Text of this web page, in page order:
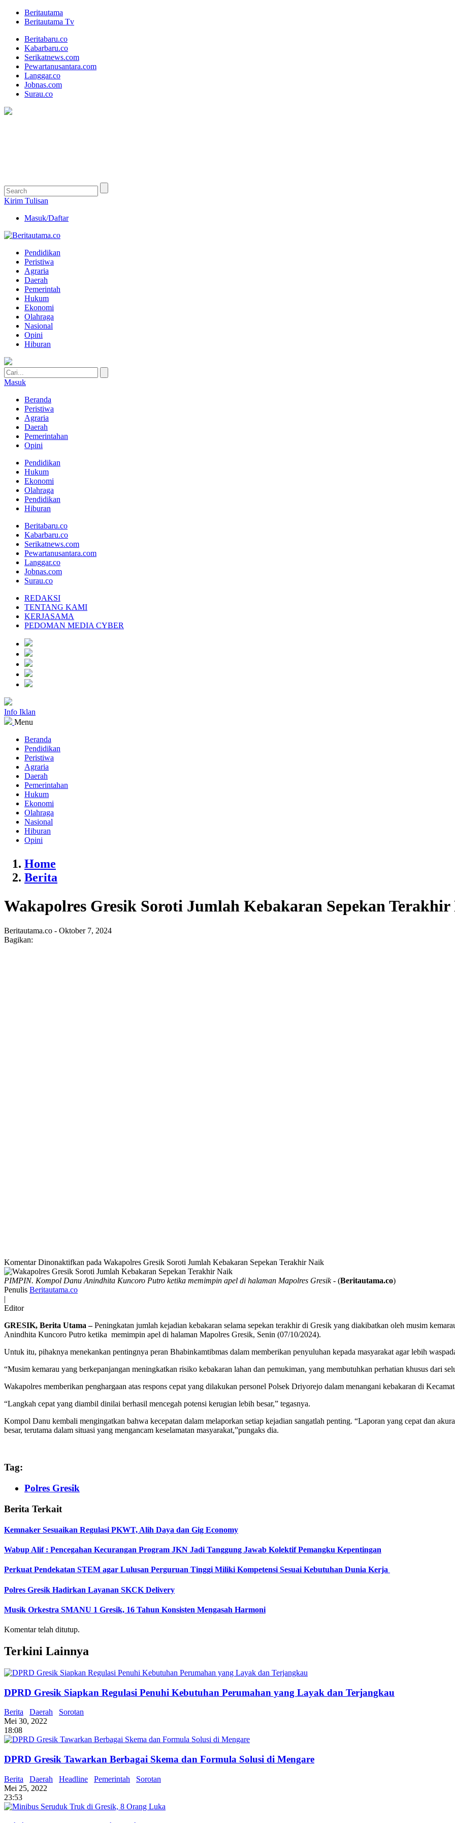
Beritautama
Beritautama Tv
Beritabaru.co
Kabarbaru.co
Serikatnews.com
Pewartanusantara.com
Langgar.co
Jobnas.com
Surau.co
Kirim Tulisan
Masuk/Daftar
Pendidikan
Peristiwa
Agraria
Daerah
Pemerintah
Hukum
Ekonomi
Olahraga
Nasional
Opini
Hiburan
Masuk
Beranda
Peristiwa
Agraria
Daerah
Pemerintahan
Opini
Pendidikan
Hukum
Ekonomi
Olahraga
Pendidikan
Hiburan
Beritabaru.co
Kabarbaru.co
Serikatnews.com
Pewartanusantara.com
Langgar.co
Jobnas.com
Surau.co
REDAKSI
TENTANG KAMI
KERJASAMA
PEDOMAN MEDIA CYBER
Info Iklan
Menu
Beranda
Pendidikan
Peristiwa
Agraria
Daerah
Pemerintahan
Hukum
Ekonomi
Olahraga
Nasional
Hiburan
Opini
Home
Berita
Wakapolres Gresik Soroti Jumlah Kebakaran Sepekan
Beritautama.co - Oktober 7, 2024
Bagikan:
Komentar Dinonaktifkan pada Wakapolres Gresik Soroti Jumlah Kebakaran Sepekan Terakhir Naik
PIMPIN. Kompol Danu Anindhita Kuncoro Putro ketika memimpin apel di halaman Mapolres Gresik- (Beritautama.co)
Penulis Beritautama.co
|
Editor
GRESIK, Berita Utama –Peningkatan jumlah kejadian kebakaran selama sepekan terakhir di Gresik yang diakibatkan oleh musim
Anindhita Kuncoro Putro ketika memimpin apel di halaman Mapolres Gresik, Senin (07/10/2024).
Untuk itu, pihaknya menekankan pentingnya peran Bhabinkamtibmas dalam memberikan penyuluhan kepada masyarakat agar lebih
“Musim kemarau yang berkepanjangan meningkatkan risiko kebakaran lahan dan pemukiman, yang membutuhkan perhatian khusus dari
Wakapolres memberikan penghargaan atas respons cepat yang dilakukan personel Polsek Driyorejo dalam menangani kebakaran di
“Langkah cepat yang diambil dinilai berhasil mencegah potensi kerugian lebih besar,” tegasnya.
Kompol Danu kembali mengingatkan bahwa kecepatan dalam melaporkan setiap kejadian sangatlah penting. “Laporan yang cepat dan
besar, terutama dalam situasi yang mengancam keselamatan masyarakat,”pungaks dia.
Tag:
Polres Gresik
Berita Terkait
Kemnaker Sesuaikan Regulasi PKWT, Alih Daya dan Gig Economy
Wabup Alif : Pencegahan Kecurangan Program JKN Jadi Tanggung Jawab Kolektif Pemangku Kepentingan
Perkuat Pendekatan STEM agar Lulusan Perguruan Tinggi Miliki Kompetensi Sesuai Kebutuhan Dunia Kerja
Polres Gresik Hadirkan Layanan SKCK Delivery
Musik Orkestra SMANU 1 Gresik, 16 Tahun Konsisten Mengasah Harmoni
Komentar telah ditutup.
Terkini Lainnya
DPRD Gresik Siapkan Regulasi Penuhi Kebutuhan Perumahan yang Layak dan Terjangkau
Berita Daerah
Sorotan
Mei 30, 2022
18:08
DPRD Gresik Tawarkan Berbagai Skema dan Formula Solusi di Mengare
Berita Daerah Headline Pemerintah
Sorotan
Mei 25, 2022
23:53